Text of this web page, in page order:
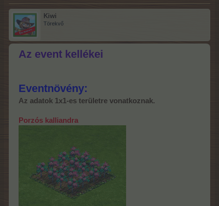
Kiwi
Törekvő
Az event kellékei
Eventnövény:
Az adatok 1x1-es területre vonatkoznak.
Porzós kalliandra